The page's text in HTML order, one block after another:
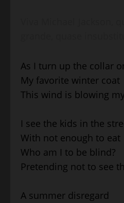
As I turn up the collar
My favorite winter coat
This wind is blowing
I see the kids in the
With not enough to eat
Who am I to be blind?
Pretending not to see
A summer disregard